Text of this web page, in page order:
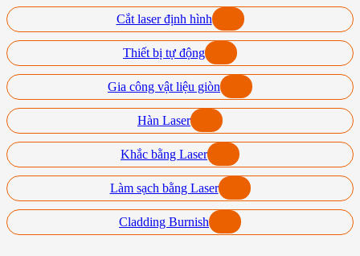
Cắt laser định hình
Thiết bị tự động
Gia công vật liệu giòn
Hàn Laser
Khắc bằng Laser
Làm sạch bằng Laser
Cladding Burnish